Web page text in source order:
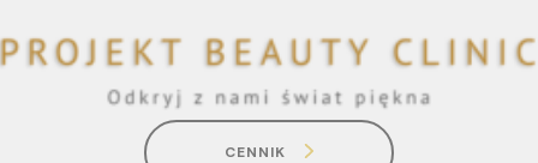
CENNIK